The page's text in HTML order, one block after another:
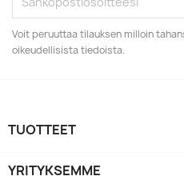
Voit peruuttaa tilauksen milloin
oikeudellisista tiedoista.
TUOTTEET
YRITYKSEMME